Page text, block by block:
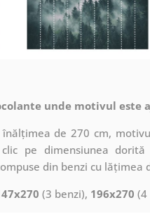
unde motivul este
de 270 cm,
pe dimensiunea
din benzi cu lățimea
(3 benzi), 196x270 (4